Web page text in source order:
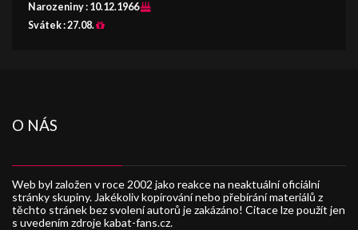
Narozeniny : 10.12.1966
Svátek :27.08.
O NÁS
Web byl založen v roce 2002 jako reakce na neaktuální oficiální
stránky skupiny. Jakékoliv kopírování nebo přebírání materiálů z
těchto stránek bez svolení autorů je zakázáno! Citace lze použít jen
s uvedením zdroje kabat-fans.cz.